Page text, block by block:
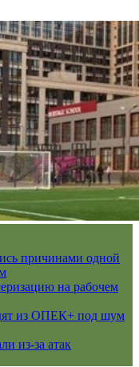
причинами одной
на рабочем
из ОПЕК+ под шум
из-за атак